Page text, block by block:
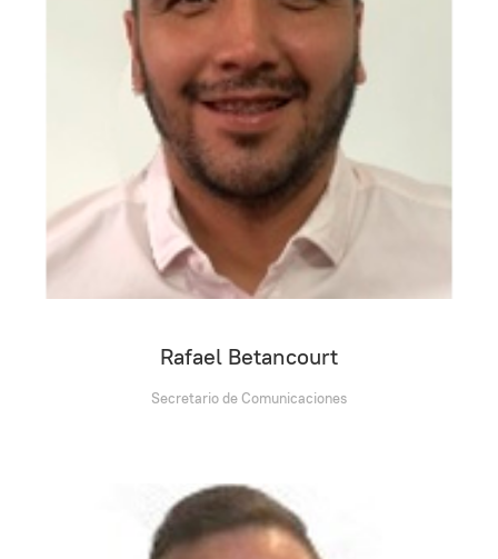
Rafael Betancourt
Secretario de Comunicaciones